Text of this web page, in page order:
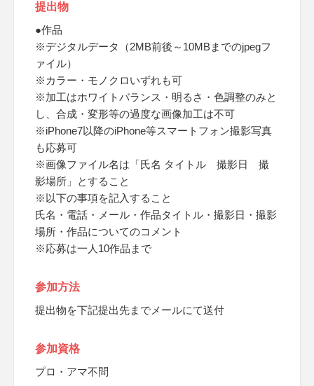
提出物
●作品
※デジタルデータ（2MB前後～10MBまでのjpegフ
ァイル）
※カラー・モノクロいずれも可
※加工はホワイトバランス・明るさ・色調整のみと
し、合成・変形等の過度な画像加工は不可
※iPhone7以降のiPhone等スマートフォン撮影写真
も応募可
※画像ファイル名は「氏名 タイトル 撮影日 撮
影場所」とすること
※以下の事項を記入すること
氏名・電話・メール・作品タイトル・撮影日・撮影
場所・作品についてのコメント
※応募は一人10作品まで
参加方法
提出物を下記提出先までメールにて送付
参加資格
プロ・アマ不問